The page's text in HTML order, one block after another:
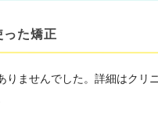
った矯正
りませんでした。詳細はクリ